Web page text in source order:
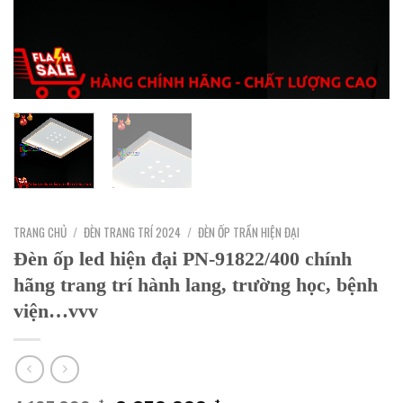
TRANG CHỦ / ĐÈN TRANG TRÍ 2024 / ĐÈN ỐP TRẦN HIỆN ĐẠI
Đèn ốp led hiện đại PN-91822/400 chính
hãng trang trí hành lang, trường học, bệnh
viện…vvv